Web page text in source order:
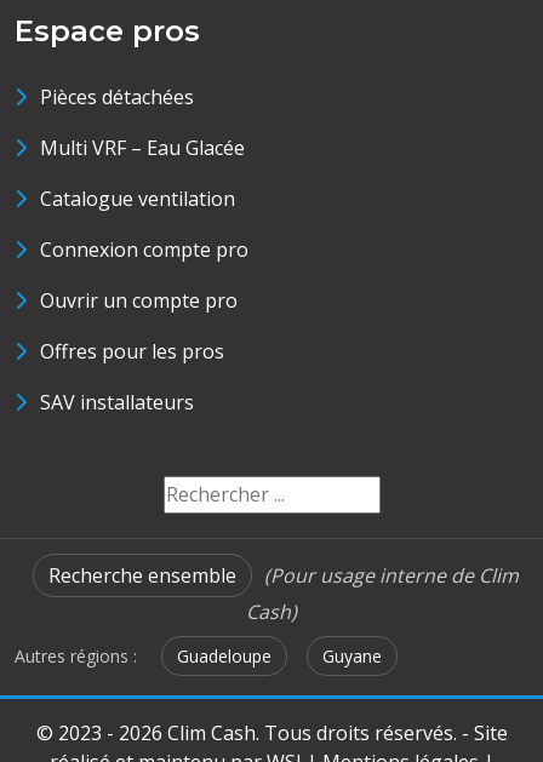
Espace pros
Pièces détachées
Multi VRF – Eau Glacée
Catalogue ventilation
Connexion compte pro
Ouvrir un compte pro
Offres pour les pros
SAV installateurs
Recherche ensemble
(Pour usage interne de Clim
Cash)
Autres régions : Guadeloupe Guyane
© 2023 - 2026 Clim Cash. Tous droits réservés. - Site